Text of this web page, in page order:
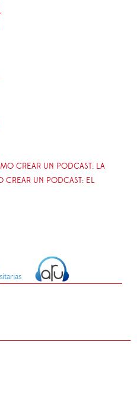
CREAR UN PODCAST: LA
CREAR UN PODCAST: EL